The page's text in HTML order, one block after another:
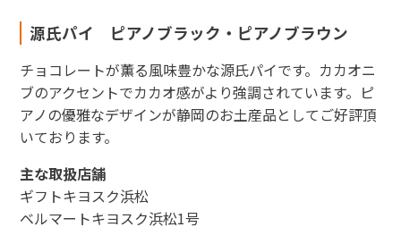
源氏パイ ピアノブラック・ピアノブラウン
チョコレートが薫る風味豊かな源氏パイです。カカオニ
ブのアクセントでカカオ感がより強調されています。ピ
アノの優雅なデザインが静岡のお土産品としてご好評頂
いております。
主な取扱店舗
ギフトキヨスク浜松
ベルマートキヨスク浜松1号